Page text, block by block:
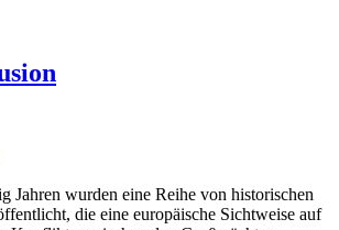
Jahren wurden eine Reihe von historischen
die eine europäische Sichtweise auf